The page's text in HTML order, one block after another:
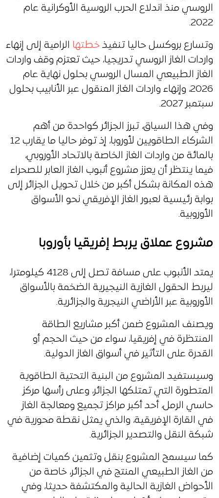
الروسي منذ اندلاع الحرب الروسية الأوكرانية عام
2022.
وتسارع بروكسل حاليا تنفيذ خطتها الرامية إلى إنهاء
واردات الغاز الروسي تدريجيا، حيث تعتزم وقف واردات
الغاز الطبيعي المسال الروسي بحلول نهاية عام
2026، وإنهاء واردات الغاز المنقول عبر الأنابيب بحلول
سبتمبر 2027.
وفي هذا السياق، تبرز الجزائر كواحدة من أهم
الشركاء الطاقويين لأوروبا، إذ توفر حاليا ما يقارب 12
بالمائة من واردات الغاز الخاصة بالاتحاد الأوروبي،
فيما ينتظر أن يعزز مشروع أنبوب الغاز العابر للصحراء
هذه المكانة بشكل أكبر من خلال تحويل الجزائر إلى
بوابة رئيسية لعبور الغاز الإفريقي نحو الأسواق
الأوروبية.
مشروع عملاق يربط إفريقيا بأوروبا
يمتد الأنبوب على مسافة تصل إلى 4128 كيلومترا،
ليربط الحقول الغازية النيجيرية الضخمة بالأسواق
الأوروبية عبر الأراضي النيجرية والجزائرية.
ويصنف المشروع ضمن أكبر مشاريع الطاقة
المنتظرة في إفريقيا، سواء من حيث الحجم أو
القدرة على التأثير في أسواق الغاز الدولية.
وسيستفيد المشروع من البنية التحتية الطاقوية
المتطورة التي تمتلكها الجزائر، وعلى رأسها مركز
حاسي الرمل، أحد أكبر مراكز تجميع ومعالجة الغاز
في القارة الإفريقية، والذي يمثل نقطة محورية في
شبكة النقل والتصدير الجزائرية.
كما سيسمح المشروع بنقل وتثمين كميات إضافية
من الغاز الطبيعي المنتج في الجزائر، خاصة من
الأحواض الغازية الحالية والمكتشفة حديثا، وفي